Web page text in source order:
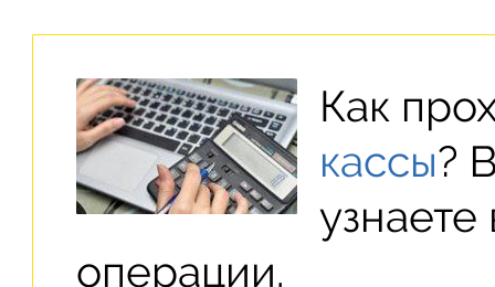
Как
кассы?
узнаете
операции.